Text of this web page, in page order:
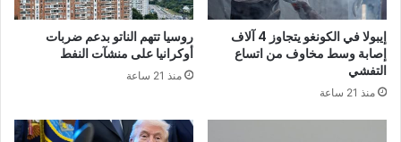
ش
ا
ء
ب
و
د
ك
غ
ا
م
ص
ر
إيبولا في الكونغو يتجاوز 4 آلاف
إصابة وسط مخاوف من اتساع
التفشي
منذ 21 ساعة
روسيا تتهم الناتو بدعم ضربات
أوكرانيا على منشآت النفط
منذ 21 ساعة